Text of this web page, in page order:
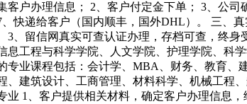
户办理信息； 2、客户付定金下单； 3、公
快递给客户（国内顺丰，国外DHL）。 三、
、留信网真实可查认证办理，存档可查，终
工程与科学学院、人文学院、护理学院、科
业课程包括：会计学、MBA、财务、教育
建筑设计、工商管理、材料科学、机械工程
1、客户提供相关材料，确定客户办理信息